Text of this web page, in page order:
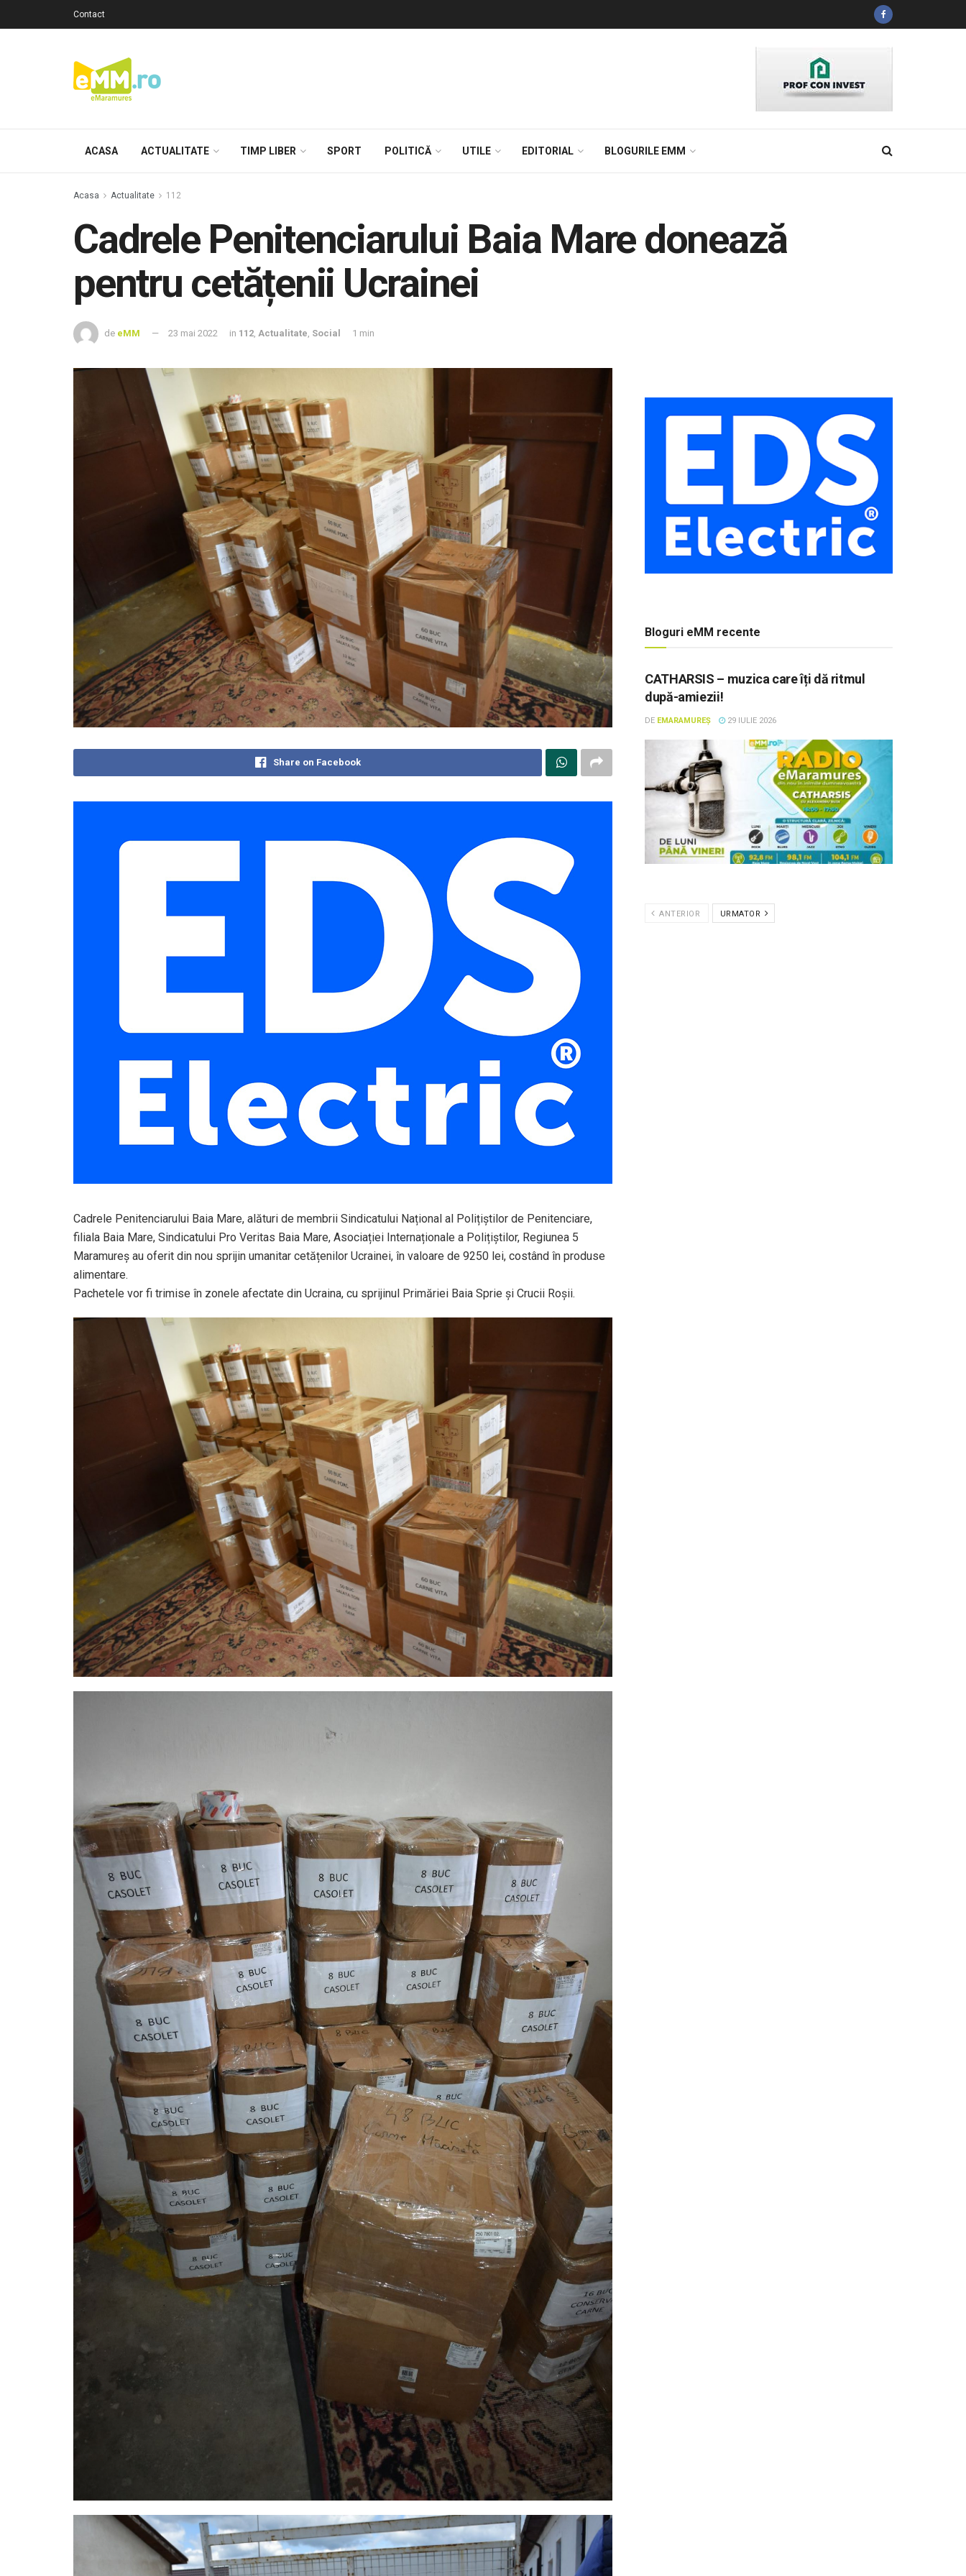
Contact
ACASA ACTUALITATE TIMP LIBER SPORT POLITICĂ UTILE EDITORIAL BLOGURILE EMM
Acasa Actualitate 112
Cadrele Penitenciarului Baia Mare donează
pentru cetățenii Ucrainei
de eMM 23 mai 2022 in 112, Actualitate, Social 1 min
Share on Facebook
Cadrele Penitenciarului Baia Mare, alături de membrii Sindicatului Național al Polițiștilor de Penitenciare,
filiala Baia Mare, Sindicatului Pro Veritas Baia Mare, Asociației Internaționale a Polițiștilor, Regiunea 5
Maramureș au oferit din nou sprijin umanitar cetățenilor Ucrainei, în valoare de 9250 lei, costând în produse
alimentare.
Pachetele vor fi trimise în zonele afectate din Ucraina, cu sprijinul Primăriei Baia Sprie și Crucii Roșii.
Bloguri eMM recente
CATHARSIS – muzica care îți dă ritmul
după-amiezii!
DE EMARAMUREȘ 29 IULIE 2026
ANTERIOR URMATOR